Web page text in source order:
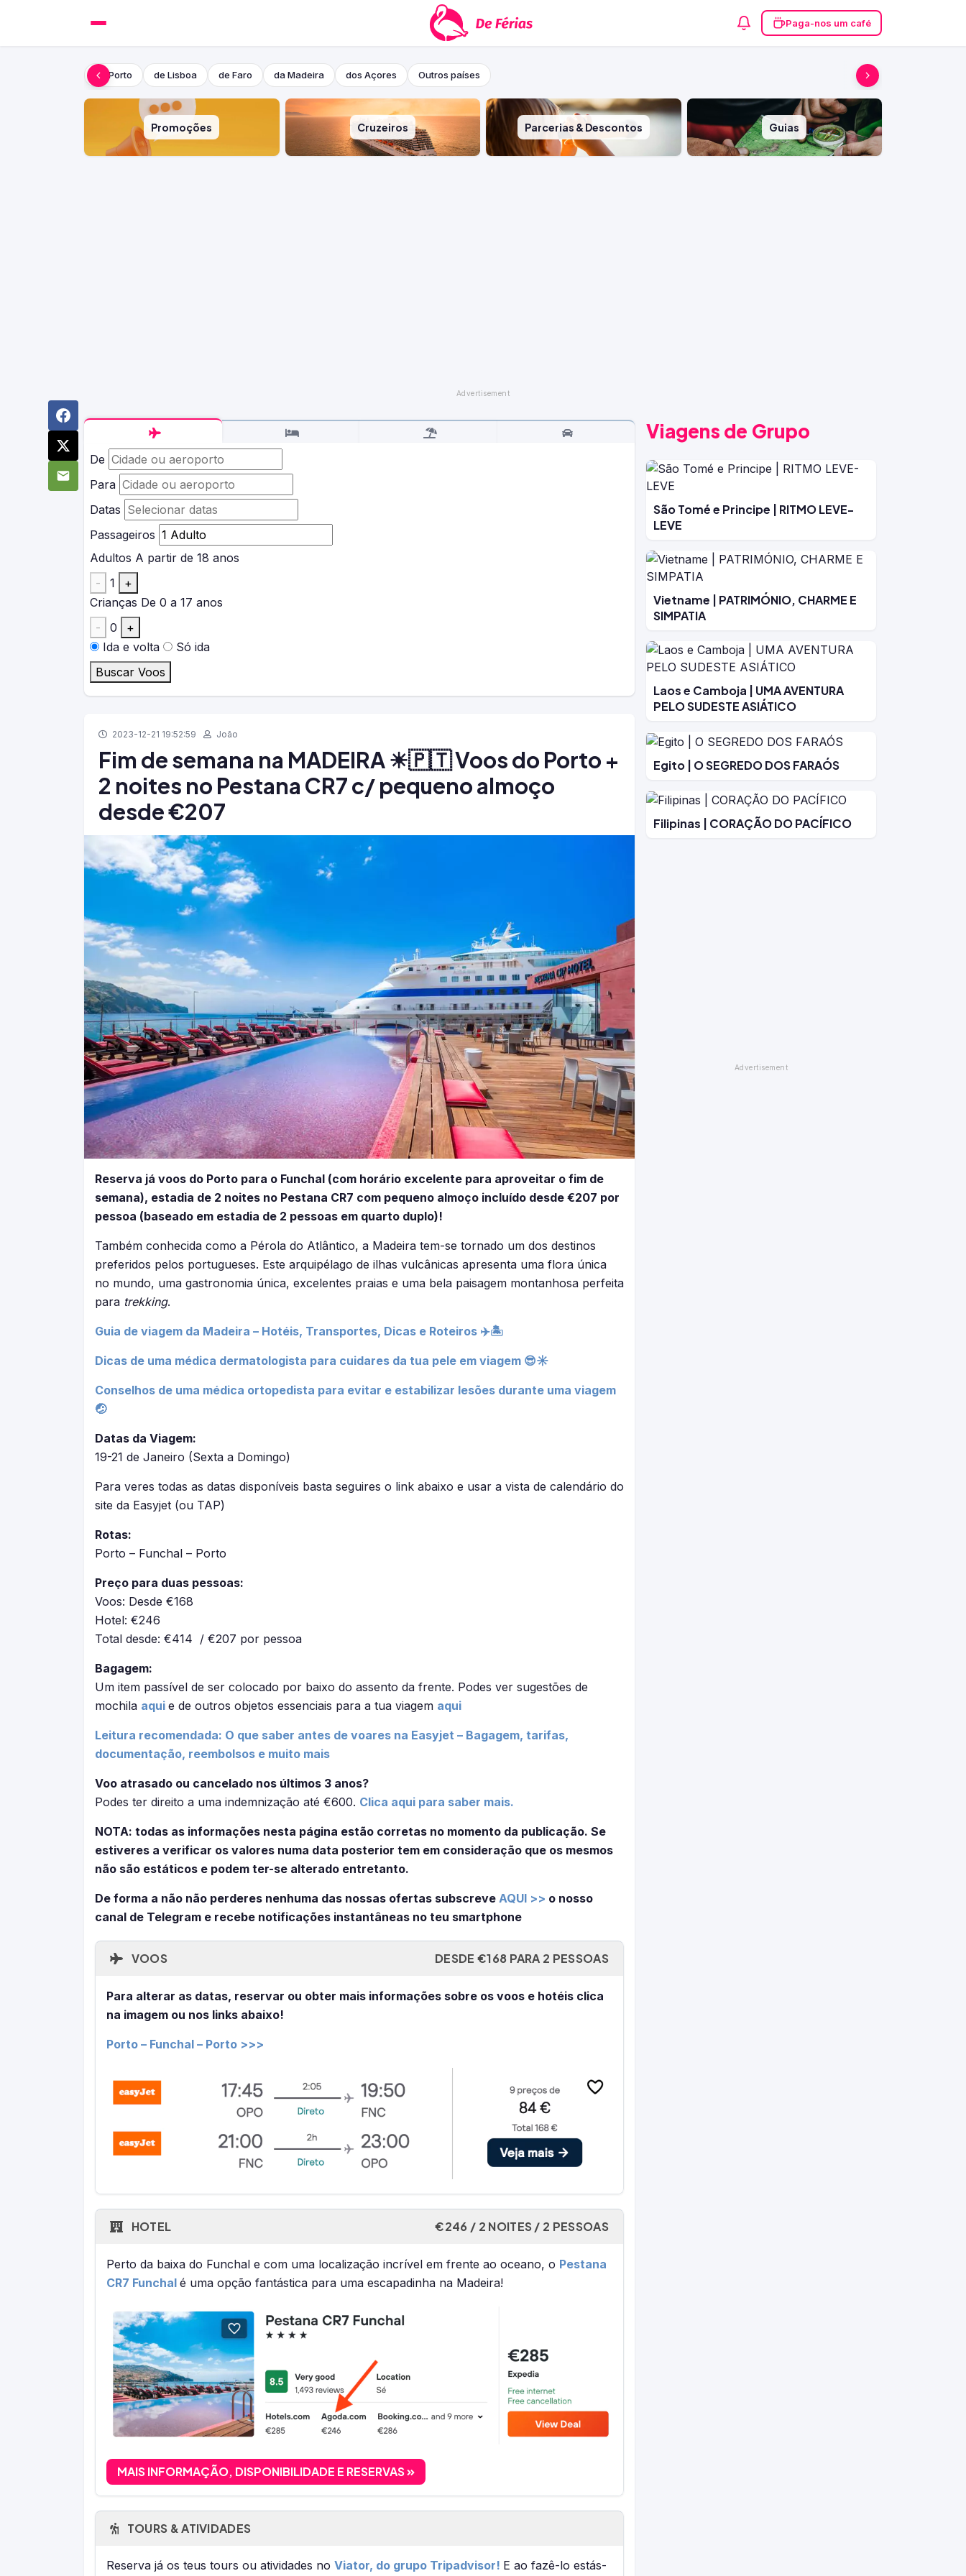
Paga-nos um café
do Porto de Lisboa de Faro da Madeira dos Açores Outros países
Promoções Cruzeiros Parcerias & Descontos Guias
De
Para
Datas
Passageiros
Adultos A partir de 18 anos
-
1
+
Crianças De 0 a 17 anos
-
0
+
Ida e volta
Só ida
Buscar Voos
2023-12-21 19:52:59 João
Fim de semana na MADEIRA ☀🇵🇹 Voos do Porto +
2 noites no Pestana CR7 c/ pequeno almoço
desde €207
Reserva já voos do Porto para o Funchal (com horário excelente para aproveitar o fim de
semana), estadia de 2 noites no Pestana CR7 com pequeno almoço incluído desde €207 por
pessoa (baseado em estadia de 2 pessoas em quarto duplo)!
Também conhecida como a Pérola do Atlântico, a Madeira tem-se tornado um dos destinos
preferidos pelos portugueses. Este arquipélago de ilhas vulcânicas apresenta uma flora única
no mundo, uma gastronomia única, excelentes praias e uma bela paisagem montanhosa perfeita
para trekking.
Guia de viagem da Madeira – Hotéis, Transportes, Dicas e Roteiros ✈️🏝️
Dicas de uma médica dermatologista para cuidares da tua pele em viagem 😎☀
Conselhos de uma médica ortopedista para evitar e estabilizar lesões durante uma viagem
🤕
Datas da Viagem:
19-21 de Janeiro (Sexta a Domingo)
Para veres todas as datas disponíveis basta seguires o link abaixo e usar a vista de calendário do
site da Easyjet (ou TAP)
Rotas:
Porto – Funchal – Porto
Preço para duas pessoas:
Voos: Desde €168
Hotel: €246
Total desde: €414 / €207 por pessoa
Bagagem:
Um item passível de ser colocado por baixo do assento da frente. Podes ver sugestões de
mochila aqui e de outros objetos essenciais para a tua viagem aqui
Leitura recomendada: O que saber antes de voares na Easyjet – Bagagem, tarifas,
documentação, reembolsos e muito mais
Voo atrasado ou cancelado nos últimos 3 anos?
Podes ter direito a uma indemnização até €600. Clica aqui para saber mais.
NOTA: todas as informações nesta página estão corretas no momento da publicação. Se
estiveres a verificar os valores numa data posterior tem em consideração que os mesmos
não são estáticos e podem ter-se alterado entretanto.
De forma a não não perderes nenhuma das nossas ofertas subscreve AQUI >> o nosso
canal de Telegram e recebe notificações instantâneas no teu smartphone
VOOS DESDE €168 PARA 2 PESSOAS
Para alterar as datas, reservar ou obter mais informações sobre os voos e hotéis clica
na imagem ou nos links abaixo!
Porto – Funchal – Porto >>>
HOTEL €246 / 2 NOITES / 2 PESSOAS
Perto da baixa do Funchal e com uma localização incrível em frente ao oceano, o Pestana
CR7 Funchal é uma opção fantástica para uma escapadinha na Madeira!
MAIS INFORMAÇÃO, DISPONIBILIDADE E RESERVAS
TOURS & ATIVIDADES
Reserva já os teus tours ou atividades no Viator, do grupo Tripadvisor! E ao fazê-lo estás-
Viagens de Grupo
São Tomé e Principe | RITMO LEVE-
LEVE
Vietname | PATRIMÓNIO, CHARME E
SIMPATIA
Laos e Camboja | UMA AVENTURA
PELO SUDESTE ASIÁTICO
Egito | O SEGREDO DOS FARAÓS
Filipinas | CORAÇÃO DO PACÍFICO